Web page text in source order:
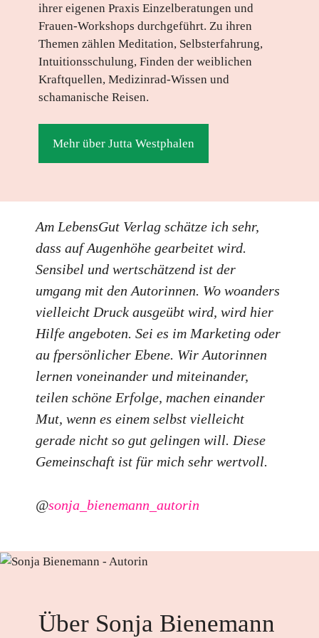
ihrer eigenen Praxis Einzelberatungen und
Frauen-Workshops durchgeführt. Zu ihren
Themen zählen Meditation, Selbsterfahrung,
Intuitionsschulung, Finden der weiblichen
Kraftquellen, Medizinrad-Wissen und
schamanische Reisen.
Mehr über Jutta Westphalen
Am LebensGut Verlag schätze ich sehr,
dass auf Augenhöhe gearbeitet wird.
Sensibel und wertschätzend ist der
umgang mit den Autorinnen. Wo woanders
vielleicht Druck ausgeübt wird, wird hier
Hilfe angeboten. Sei es im Marketing oder
au fpersönlicher Ebene. Wir Autorinnen
lernen voneinander und miteinander,
teilen schöne Erfolge, machen einander
Mut, wenn es einem selbst vielleicht
gerade nicht so gut gelingen will. Diese
Gemeinschaft ist für mich sehr wertvoll.
@sonja_bienemann_autorin
Über Sonja Bienemann